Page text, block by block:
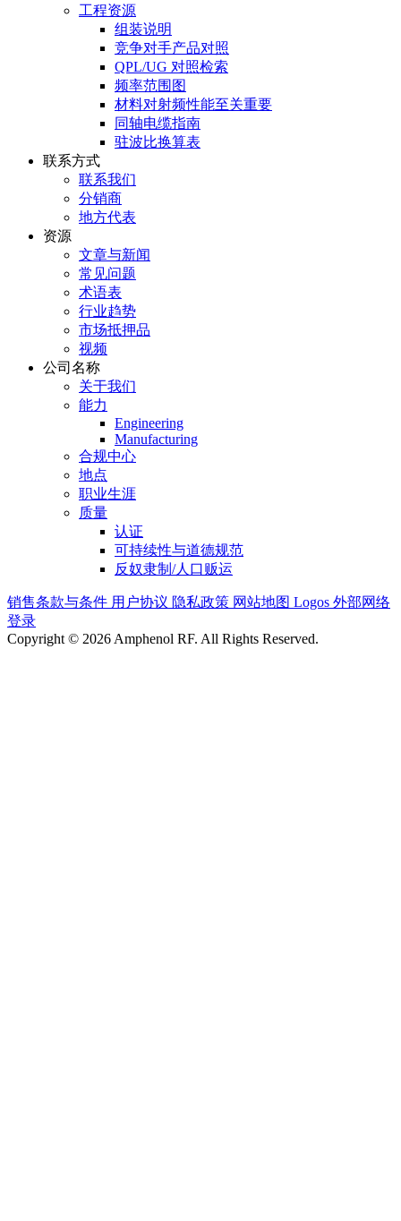
工程资源
组装说明
竞争对手产品对照
QPL/UG 对照检索
频率范围图
材料对射频性能至关重要
同轴电缆指南
驻波比换算表
联系方式
联系我们
分销商
地方代表
资源
文章与新闻
常见问题
术语表
行业趋势
市场抵押品
视频
公司名称
关于我们
能力
Engineering
Manufacturing
合规中心
地点
职业生涯
质量
认证
可持续性与道德规范
反奴隶制/人口贩运
销售条款与条件 用户协议 隐私政策 网站地图 Logos 外部网络
登录
Copyright © 2026 Amphenol RF. All Rights Reserved.